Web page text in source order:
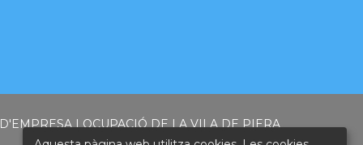
I OCUPACIÓ DE LA VILA DE PIERA